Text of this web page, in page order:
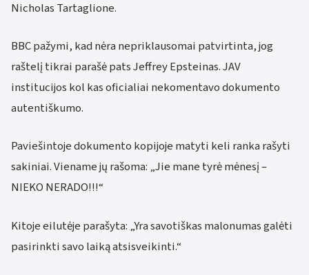
Nicholas Tartaglione.
BBC pažymi, kad nėra nepriklausomai patvirtinta, jog
raštelį tikrai parašė pats Jeffrey Epsteinas. JAV
institucijos kol kas oficialiai nekomentavo dokumento
autentiškumo.
Paviešintoje dokumento kopijoje matyti keli ranka rašyti
sakiniai. Viename jų rašoma: „Jie mane tyrė mėnesį –
NIEKO NERADO!!!“
Kitoje eilutėje parašyta: „Yra savotiškas malonumas galėti
pasirinkti savo laiką atsisveikinti.“